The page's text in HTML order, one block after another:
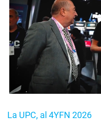
La UPC, al 4YFN 2026